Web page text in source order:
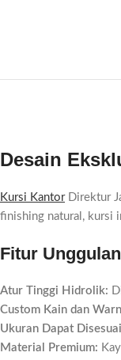
Desain
Kursi KantorDirektur
finishing natural, kursi
Fitur Unggulan
Atur Tinggi Hidrolik:
Custom Kain dan
Ukuran Dapat
Material Premium: